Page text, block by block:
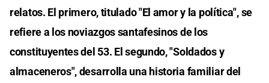
relatos. El primero, titulado "El amor y la política", se
refiere a los noviazgos santafesinos de los
constituyentes del 53. El segundo, "Soldados y
almaceneros", desarrolla una historia familiar del